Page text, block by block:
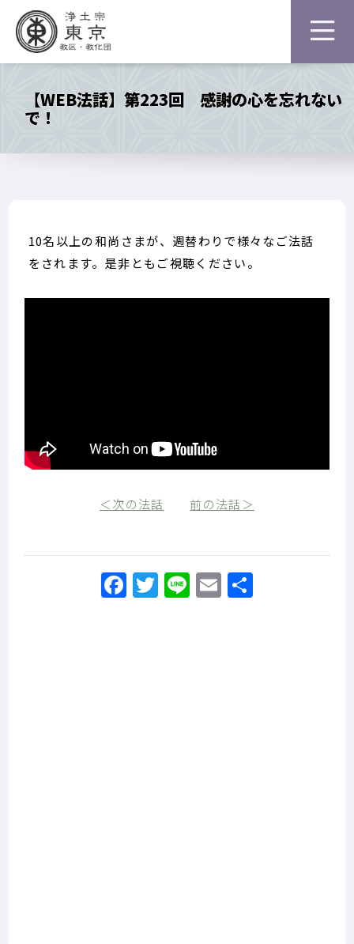
【WEB法話】第223回 感謝の心を忘れない
で！
10名以上の和尚さまが、週替わりで様々なご法話
をされます。是非ともご視聴ください。
＜次の法話 前の法話＞
Facebook
Twitter
LineEmail